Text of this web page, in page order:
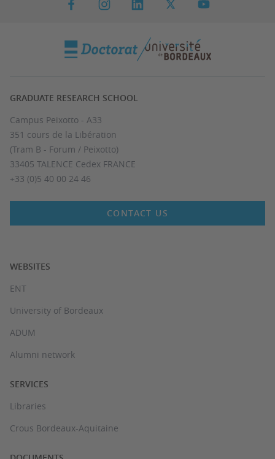
GRADUATE RESEARCH SCHOOL
Campus Peixotto - A33
351 cours de la Libération
(Tram B - Forum / Peixotto)
33405 TALENCE Cedex FRANCE
+33 (0)5 40 00 24 46
CONTACT US
WEBSITES
ENT
University of Bordeaux
ADUM
Alumni network
SERVICES
Libraries
Crous Bordeaux-Aquitaine